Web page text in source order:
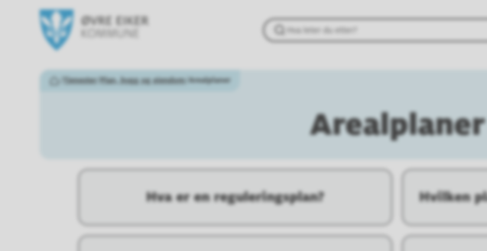
Du er her:
Hjem
Tjenester Plan, bygg og eiendom Arealplaner
Arealplaner
Hva er en reguleringsplan? Hvilken